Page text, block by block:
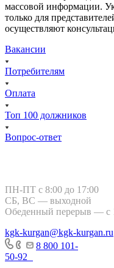
массовой информации.
только для
осуществляют
Вакансии
Потребителям
Оплата
Топ 100 должников
Вопрос-ответ
ПН-ПТ с 8:00 до 17:00
СБ, ВС — выходной
Обеденный перерыв — с
kgk-kurgan@kgk-kurgan.ru
8 800 101-
50-92